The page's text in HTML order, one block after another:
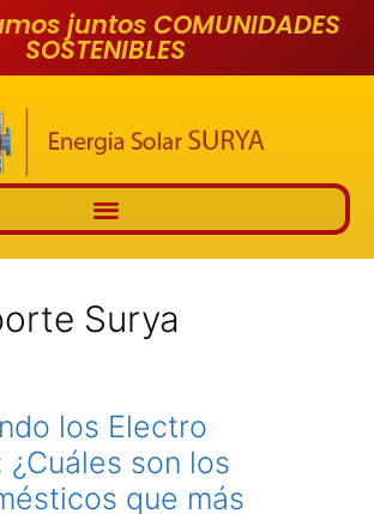
juntos COMUNIDADES
SOSTENIBLES
Surya
los Electro
¿Cuáles son los
que más